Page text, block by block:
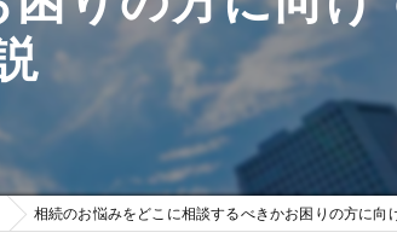
相続のお悩みをどこに相談するべきかお困りの方に向